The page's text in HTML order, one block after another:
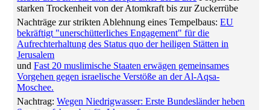
starken Trockenheit von der Atomkraft bis zur Zuckerrübe
Nachträge zur strikten Ablehnung eines Tempelbaus:EU
bekräftigt "unerschütterliches Engagement" für die
Aufrechterhaltung des Status quo der heiligen Stätten in
Jerusalem
undFast 20 muslimische Staaten erwägen gemeinsames
Vorgehen gegen israelische Verstöße an der Al-Aqsa-
Moschee.
Nachtrag:Wegen Niedrigwasser: Erste Bundesländer heben